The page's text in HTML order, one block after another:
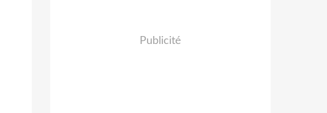
Publicité